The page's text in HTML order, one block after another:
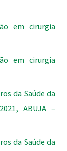
em cirurgia
em cirurgia
da Saúde da
ABUJA –
da Saúde da